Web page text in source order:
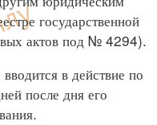
государственной
актов под № 4294).
в действие по
после дня его